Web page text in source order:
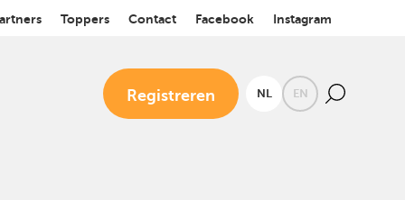
Toppers Contact Facebook Instagram
Registreren NL EN